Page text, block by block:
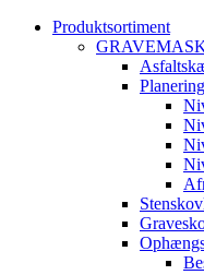
Produktsortiment